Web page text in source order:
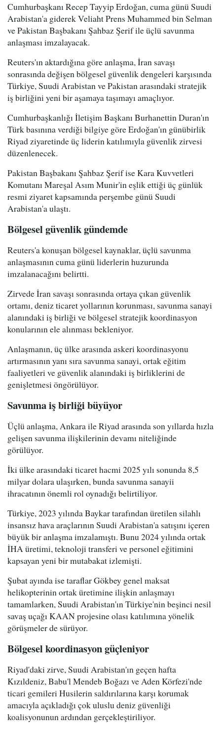
Cumhurbaşkanı Recep Tayyip Erdoğan, cuma günü Suudi
Arabistan'a giderek Veliaht Prens Muhammed bin Selman
ve Pakistan Başbakanı Şahbaz Şerif ile üçlü savunma
anlaşması imzalayacak.
Reuters'ın aktardığına göre anlaşma, İran savaşı
sonrasında değişen bölgesel güvenlik dengeleri karşısında
Türkiye, Suudi Arabistan ve Pakistan arasındaki stratejik
iş birliğini yeni bir aşamaya taşımayı amaçlıyor.
Cumhurbaşkanlığı İletişim Başkanı Burhanettin Duran'ın
Türk basınına verdiği bilgiye göre Erdoğan'ın günübirlik
Riyad ziyaretinde üç liderin katılımıyla güvenlik zirvesi
düzenlenecek.
Pakistan Başbakanı Şahbaz Şerif ise Kara Kuvvetleri
Komutanı Mareşal Asım Munir'in eşlik ettiği üç günlük
resmi ziyaret kapsamında perşembe günü Suudi
Arabistan'a ulaştı.
Bölgesel güvenlik gündemde
Reuters'a konuşan bölgesel kaynaklar, üçlü savunma
anlaşmasının cuma günü liderlerin huzurunda
imzalanacağını belirtti.
Zirvede İran savaşı sonrasında ortaya çıkan güvenlik
ortamı, deniz ticaret yollarının korunması, savunma sanayi
alanındaki iş birliği ve bölgesel stratejik koordinasyon
konularının ele alınması bekleniyor.
Anlaşmanın, üç ülke arasında askeri koordinasyonu
artırmasının yanı sıra savunma sanayi, ortak eğitim
faaliyetleri ve güvenlik alanındaki iş birliklerini de
genişletmesi öngörülüyor.
Savunma iş birliği büyüyor
Üçlü anlaşma, Ankara ile Riyad arasında son yıllarda hızla
gelişen savunma ilişkilerinin devamı niteliğinde
görülüyor.
İki ülke arasındaki ticaret hacmi 2025 yılı sonunda 8,5
milyar dolara ulaşırken, bunda savunma sanayii
ihracatının önemli rol oynadığı belirtiliyor.
Türkiye, 2023 yılında Baykar tarafından üretilen silahlı
insansız hava araçlarının Suudi Arabistan'a satışını içeren
büyük bir anlaşma imzalamıştı. Bunu 2024 yılında ortak
İHA üretimi, teknoloji transferi ve personel eğitimini
kapsayan yeni bir mutabakat izlemişti.
Şubat ayında ise taraflar Gökbey genel maksat
helikopterinin ortak üretimine ilişkin anlaşmayı
tamamlarken, Suudi Arabistan'ın Türkiye'nin beşinci nesil
savaş uçağı KAAN projesine olası katılımına yönelik
görüşmeler de sürüyor.
Bölgesel koordinasyon güçleniyor
Riyad'daki zirve, Suudi Arabistan'ın geçen hafta
Kızıldeniz, Babu'l Mendeb Boğazı ve Aden Körfezi'nde
ticari gemileri Husilerin saldırılarına karşı korumak
amacıyla açıkladığı çok uluslu deniz güvenliği
koalisyonunun ardından gerçekleştiriliyor.